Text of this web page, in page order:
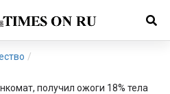
/
получил ожоги 18% тела